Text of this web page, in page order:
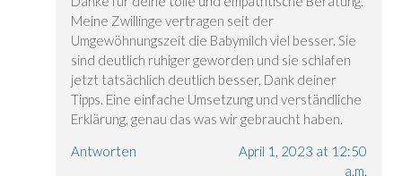
Meine Zwillinge vertragen seit der
Umgewöhnungszeit die Babymilch viel besser. Sie
sind deutlich ruhiger geworden und sie schlafen
jetzt tatsächlich deutlich besser, Dank deiner
Tipps. Eine einfache Umsetzung und verständliche
Erklärung, genau das was wir gebraucht haben.
Antworten
April 1, 2023 at 12:50
a.m.